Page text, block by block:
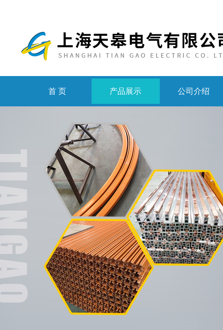
首 页 产品展示 公司介绍